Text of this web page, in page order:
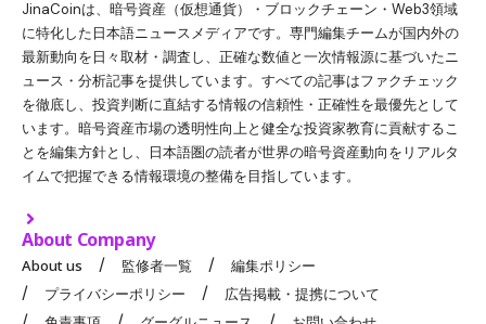
JinaCoinは、暗号資産（仮想通貨）・ブロックチェーン・Web3領域
に特化した日本語ニュースメディアです。専門編集チームが国内外の
最新動向を日々取材・調査し、正確な数値と一次情報源に基づいたニ
ュース・分析記事を提供しています。すべての記事はファクチェック
を徹底し、投資判断に直結する情報の信頼性・正確性を最優先として
います。暗号資産市場の透明性向上と健全な投資家教育に貢献するこ
とを編集方針とし、日本語圏の読者が世界の暗号資産動向をリアルタ
イムで把握できる情報環境の整備を目指しています。
About Company
About us 監修者一覧
編集ポリシー
プライバシーポリシー
広告掲載・提携について